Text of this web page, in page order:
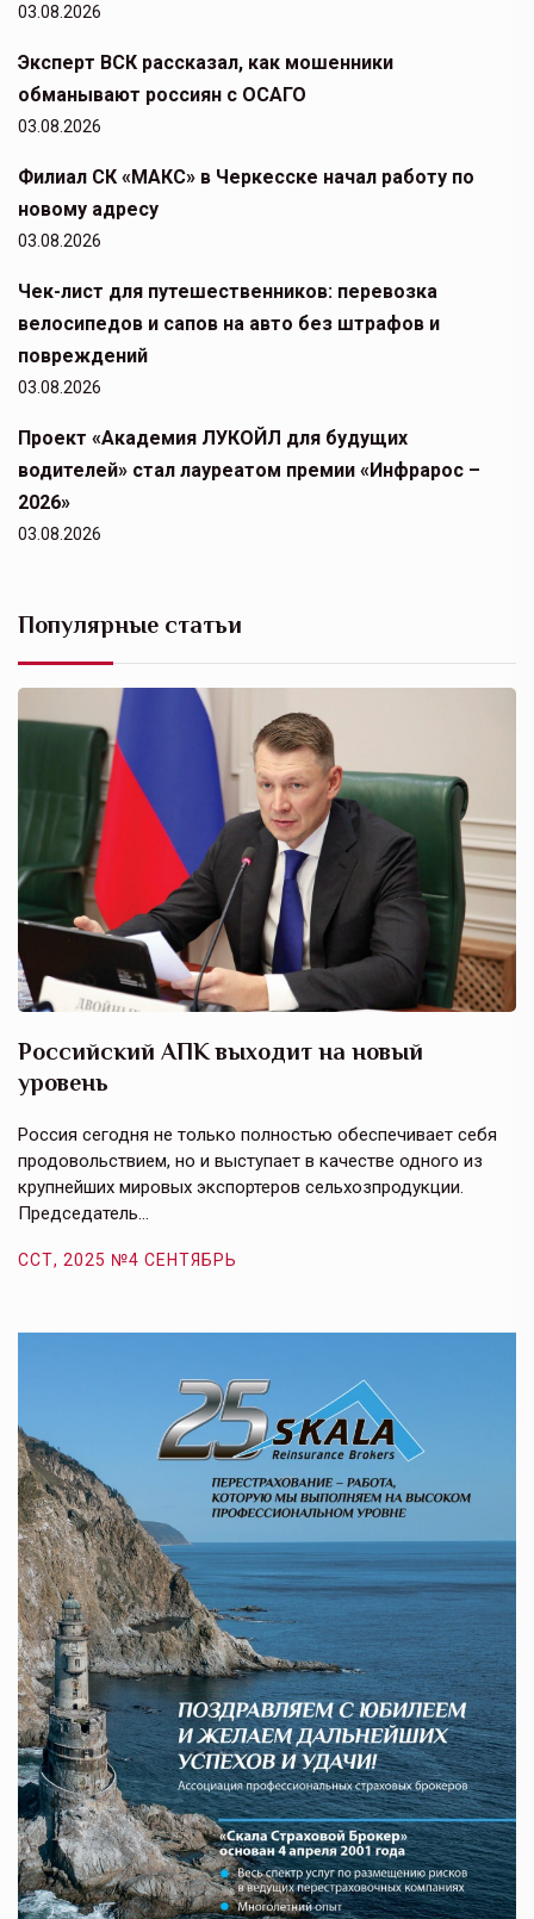
03.08.2026
Эксперт ВСК рассказал, как мошенники
обманывают россиян с ОСАГО
03.08.2026
Филиал СК «МАКС» в Черкесске начал работу по
новому адресу
03.08.2026
Чек-лист для путешественников: перевозка
велосипедов и сапов на авто без штрафов и
повреждений
03.08.2026
Проект «Академия ЛУКОЙЛ для будущих
водителей» стал лауреатом премии «Инфрарос –
2026»
03.08.2026
Популярные статьи
Российский АПК выходит на новый
уровень
Россия сегодня не только полностью обеспечивает себя
продовольствием, но и выступает в качестве одного из
крупнейших мировых экспортеров сельхозпродукции.
Председатель…
ССТ, 2025 №4 СЕНТЯБРЬ